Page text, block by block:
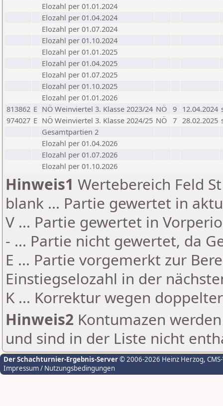
Elozahl per 01.01.2024
Elozahl per 01.04.2024
Elozahl per 01.07.2024
Elozahl per 01.10.2024
Elozahl per 01.01.2025
Elozahl per 01.04.2025
Elozahl per 01.07.2025
Elozahl per 01.10.2025
Elozahl per 01.01.2026
813862 E NÖ Weinviertel 3. Klasse 2023/24 NÖ 9 12.04.2024
974027 E NÖ Weinviertel 3. Klasse 2024/25 NÖ 7 28.02.2025
Gesamtpartien 2
Elozahl per 01.04.2026
Elozahl per 01.07.2026
Elozahl per 01.10.2026
Hinweis1 Wertebereich Feld
blank ... Partie gewertet in
V ... Partie gewertet in
- ... Partie nicht gewertet, da
E ... Partie vorgemerkt zur
Einstiegselozahl in der
K ... Korrektur wegen
Hinweis2 Kontumazen
und sind in der Liste nicht
Der Schachturnier-Ergebnis-Server© 2006-2026 Heinz Herzog,
Impressum / Nutzungsbedingungen